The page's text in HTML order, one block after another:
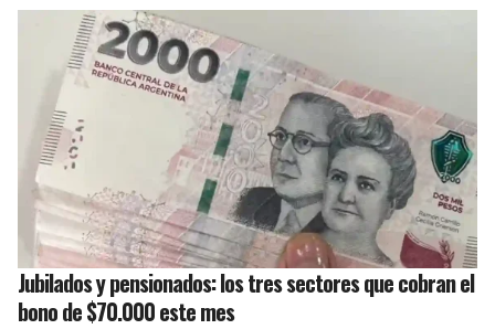
Jubilados y pensionados: los tres sectores que cobran el
bono de $70.000 este mes